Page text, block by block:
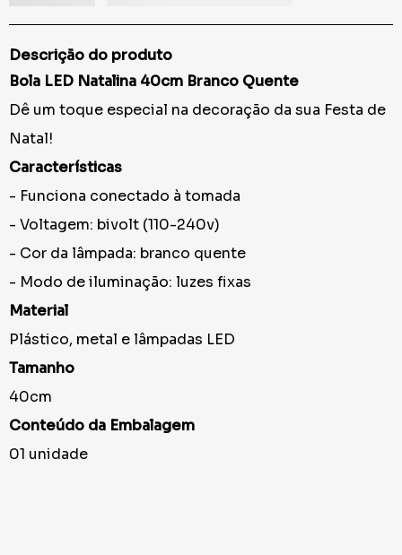
Descrição do produto
Bola LED Natalina 40cm Branco Quente
Dê um toque especial na decoração da sua Festa de
Natal!
Características
- Funciona conectado à tomada
- Voltagem: bivolt (110-240v)
- Cor da lâmpada: branco quente
- Modo de iluminação: luzes fixas
Material
Plástico, metal e lâmpadas LED
Tamanho
40cm
Conteúdo da Embalagem
01 unidade